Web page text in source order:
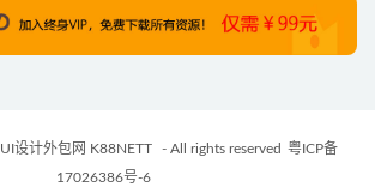
UI设计外包网 K88NETT - All rights reserved 粤ICP备
17026386号-6